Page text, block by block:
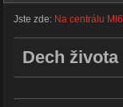
Jste zde: Na centrálu MI6
Dech života